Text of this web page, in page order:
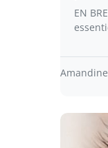
EN